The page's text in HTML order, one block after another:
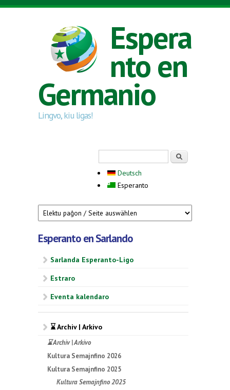
Skip to main content
Espera
nto en
Germanio
Lingvo, kiu ligas!
Deutsch
Esperanto
Esperanto en Sarlando
Sarlanda Esperanto-Ligo
Estraro
Eventa kalendaro
⌛ Archiv | Arkivo
⌛ Archiv | Arkivo
Kultura Semajnfino 2026
Kultura Semajnfino 2025
Kultura Semajnfino 2025